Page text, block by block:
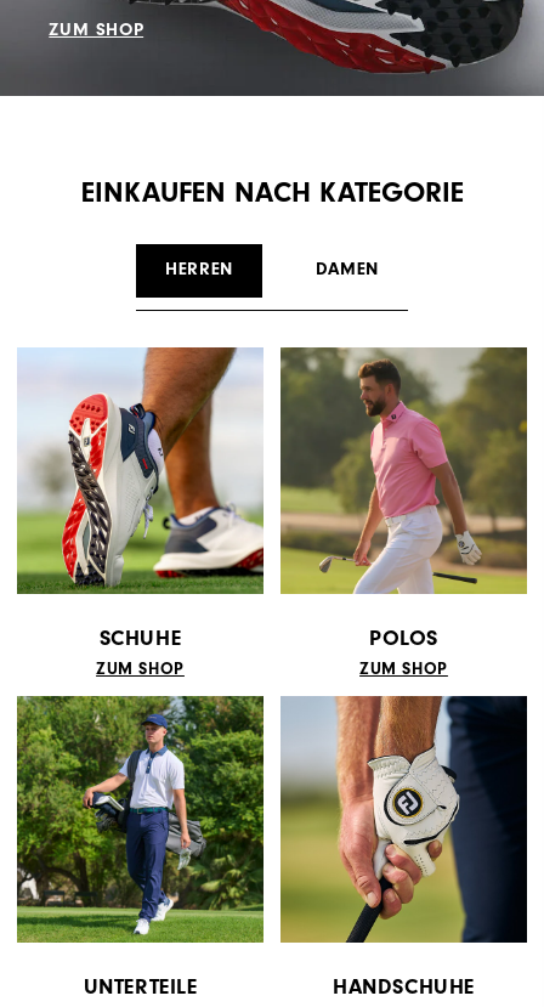
ZUM SHOP
EINKAUFEN NACH KATEGORIE
HERREN DAMEN
SCHUHE
ZUM SHOP
POLOS
ZUM SHOP
UNTERTEILE HANDSCHUHE